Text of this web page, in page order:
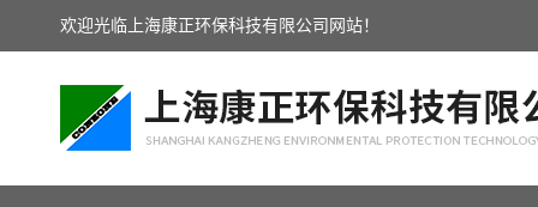
欢迎光临上海康正环保科技有限公司网站！